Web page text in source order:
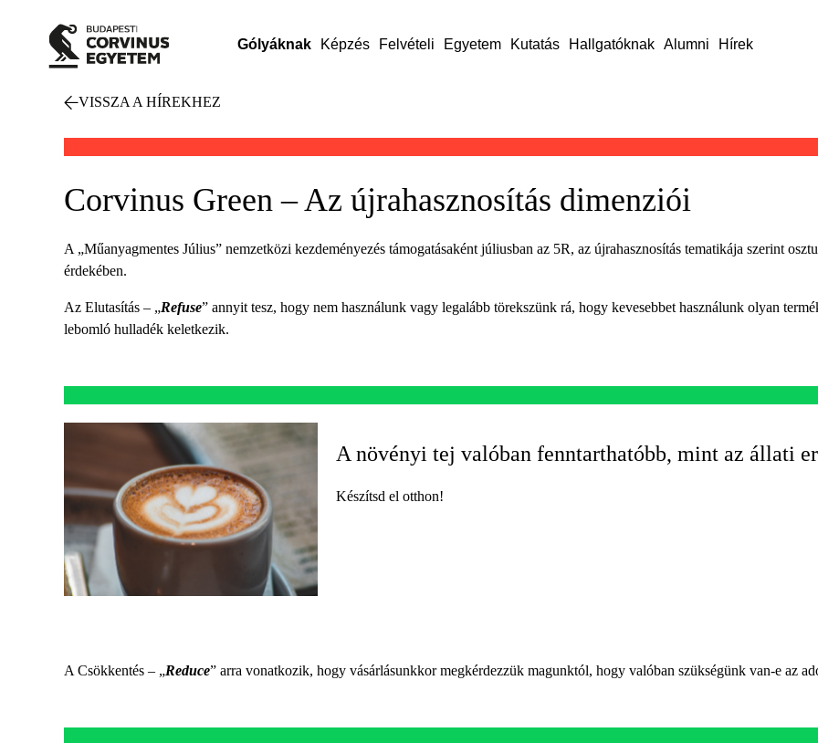
Gólyáknak Képzés Felvételi Egyetem Kutatás Hallgatóknak Alumni Hírek
VISSZA A HÍREKHEZ
Corvinus Green – Az újrahasznosítás dimenziói
A „Műanyagmentes Július” nemzetközi kezdeményezés támogatásaként júliusban az 5R, az újrahasznosítás tematikája szerint
érdekében.
Az Elutasítás – „Refuse” annyit tesz, hogy nem használunk vagy legalább törekszünk rá, hogy kevesebbet használunk olyan
lebomló hulladék keletkezik.
A növényi tej valóban fenntarthatóbb, mint az állati
Készítsd el otthon!
A Csökkentés – „Reduce” arra vonatkozik, hogy vásárlásunkkor megkérdezzük magunktól, hogy valóban szükségünk van-e az